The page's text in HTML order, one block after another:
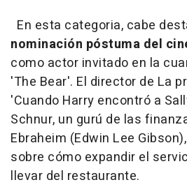
En esta categoria, cabe
nominación póstuma del
como actor invitado en la
'The Bear'. El director de La
'Cuando Harry encontró a
Schnur, un gurú de las
Ebraheim (Edwin Lee
sobre cómo expandir el
llevar del restaurante.